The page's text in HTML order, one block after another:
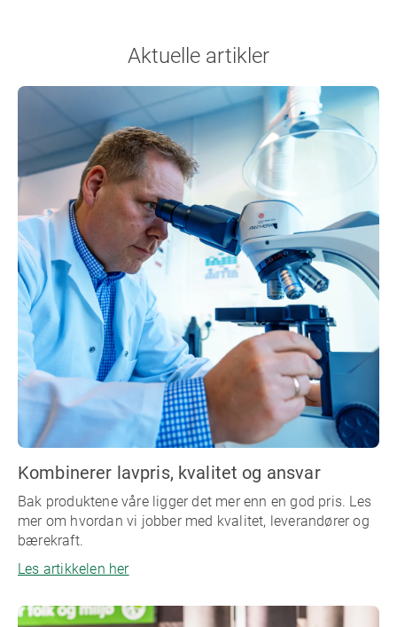
Aktuelle artikler
Kombinerer lavpris, kvalitet og ansvar
Bak produktene våre ligger det mer enn en god pris. Les
mer om hvordan vi jobber med kvalitet, leverandører og
bærekraft.
Les artikkelen her